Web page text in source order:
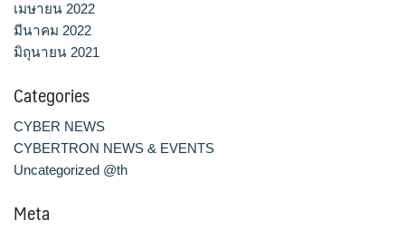
เมษายน 2022
มีนาคม 2022
มิถุนายน 2021
Categories
CYBER NEWS
CYBERTRON NEWS & EVENTS
Uncategorized @th
Meta